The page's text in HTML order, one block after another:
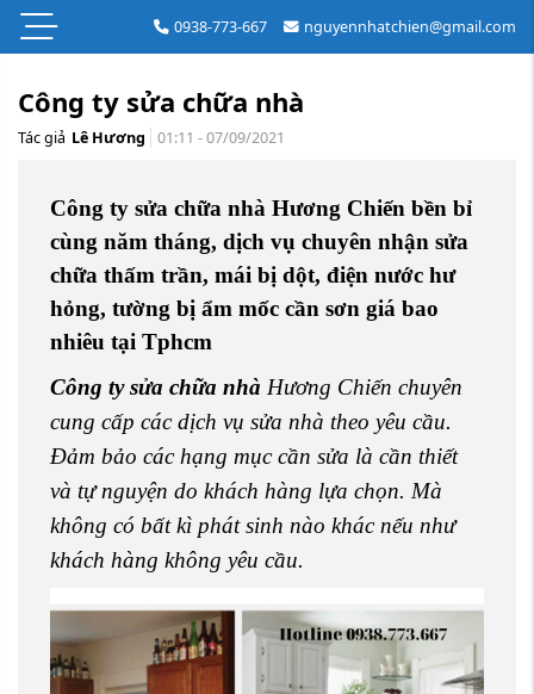
0938-773-667 nguyennhatchien@gmail.com
Công ty sửa chữa nhà
Tác giả Lê Hương 01:11 - 07/09/2021
Công ty sửa chữa nhà Hương Chiến bền bỉ
cùng năm tháng, dịch vụ chuyên nhận sửa
chữa thấm trần, mái bị dột, điện nước hư
hỏng, tường bị ẩm mốc cần sơn giá bao
nhiêu tại Tphcm
Công ty sửa chữa nhà Hương Chiến chuyên
cung cấp các dịch vụ sửa nhà theo yêu cầu.
Đảm bảo các hạng mục cần sửa là cần thiết
và tự nguyện do khách hàng lựa chọn. Mà
không có bất kì phát sinh nào khác nếu như
khách hàng không yêu cầu.